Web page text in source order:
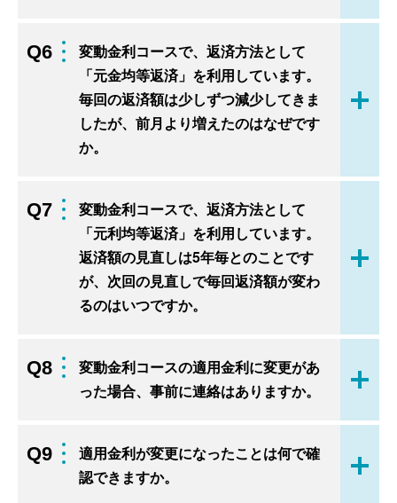
Q6
変動金利コースで、返済方法として
「元金均等返済」を利用しています。
毎回の返済額は少しずつ減少してきま
したが、前月より増えたのはなぜです
か。
開く
Q7
変動金利コースで、返済方法として
「元利均等返済」を利用しています。
返済額の見直しは5年毎とのことです
が、次回の見直しで毎回返済額が変わ
るのはいつですか。
開く
Q8
変動金利コースの適用金利に変更があ
った場合、事前に連絡はありますか。
開く
Q9
適用金利が変更になったことは何で確
認できますか。
開く